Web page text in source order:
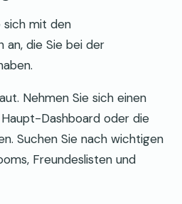
sich mit den
an, die Sie bei der
Nehmen Sie sich einen
Dashboard oder die
Suchen Sie nach wichtigen
Freundeslisten und